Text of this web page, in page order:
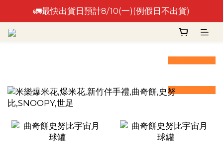
🚛最快出貨日預計8/10(一)(例假日不出貨)
🚛最快出貨日預計8/10(一)(例假日不出貨)
⚠️出貨日非到貨日，實際到貨依物流作業時間為準⚠️
🚛最快出貨日預計8/10(一)(例假日不出貨)
prev
prev
next
prev
next